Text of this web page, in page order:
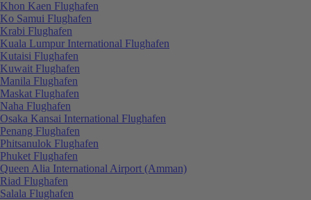
Khon Kaen Flughafen
Ko Samui Flughafen
Krabi Flughafen
Kuala Lumpur International Flughafen
Kutaisi Flughafen
Kuwait Flughafen
Manila Flughafen
Maskat Flughafen
Naha Flughafen
Osaka Kansai International Flughafen
Penang Flughafen
Phitsanulok Flughafen
Phuket Flughafen
Queen Alia International Airport (Amman)
Riad Flughafen
Salala Flughafen